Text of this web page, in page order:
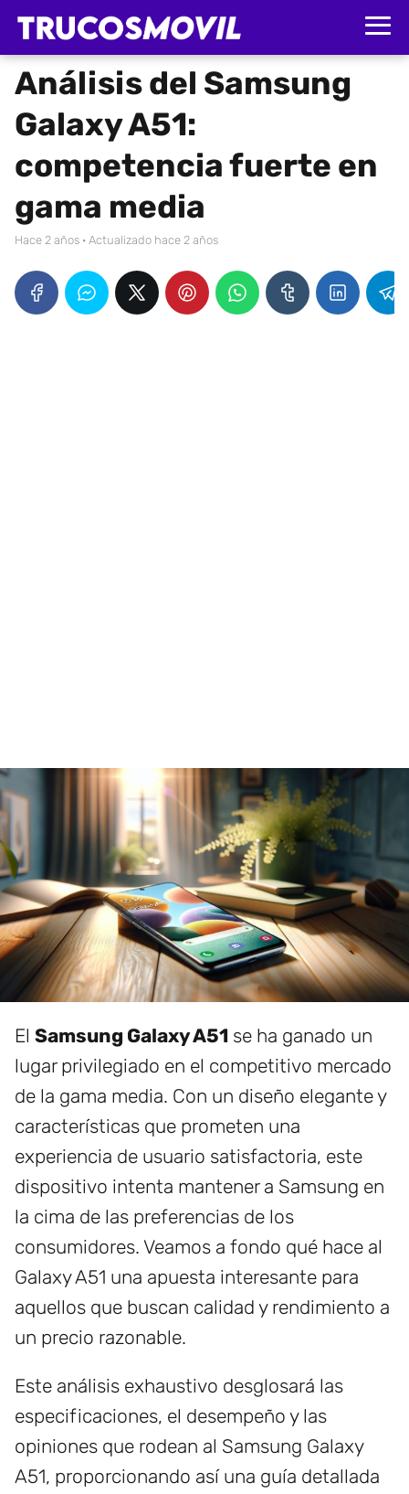
Análisis del Samsung
Galaxy A51:
competencia fuerte en
gama media
hace 2 años · Actualizado hace 2 años
El Samsung Galaxy A51 se ha ganado un
lugar privilegiado en el competitivo mercado
de la gama media. Con un diseño elegante y
características que prometen una
experiencia de usuario satisfactoria, este
dispositivo intenta mantener a Samsung en
la cima de las preferencias de los
consumidores. Veamos a fondo qué hace al
Galaxy A51 una apuesta interesante para
aquellos que buscan calidad y rendimiento a
un precio razonable.
Este análisis exhaustivo desglosará las
especificaciones, el desempeño y las
opiniones que rodean al Samsung Galaxy
A51, proporcionando así una guía detallada